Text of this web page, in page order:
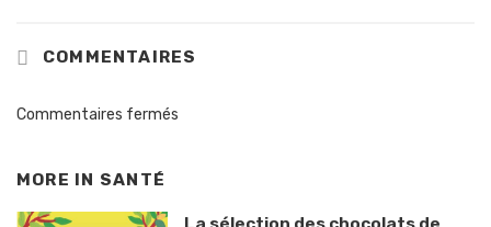
COMMENTAIRES
Commentaires fermés
MORE IN SANTÉ
La sélection des chocolats de